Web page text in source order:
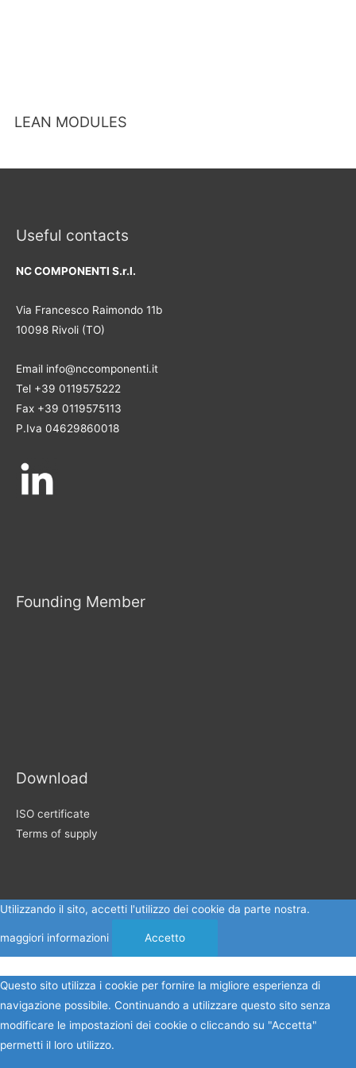
LEAN MODULES
Useful contacts
NC COMPONENTI S.r.l.
Via Francesco Raimondo 11b
10098 Rivoli (TO)
Email info@nccomponenti.it
Tel +39 0119575222
Fax +39 0119575113
P.Iva 04629860018
Founding Member
Download
ISO certificate
Terms of supply
Utilizzando il sito, accetti l'utilizzo dei cookie da parte nostra.
maggiori informazioni Accetto
Questo sito utilizza i cookie per fornire la migliore esperienza di
navigazione possibile. Continuando a utilizzare questo sito senza
modificare le impostazioni dei cookie o cliccando su "Accetta"
permetti il loro utilizzo.